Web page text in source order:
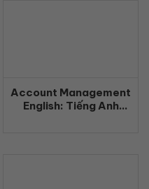
Account Management
English: Tiếng Anh